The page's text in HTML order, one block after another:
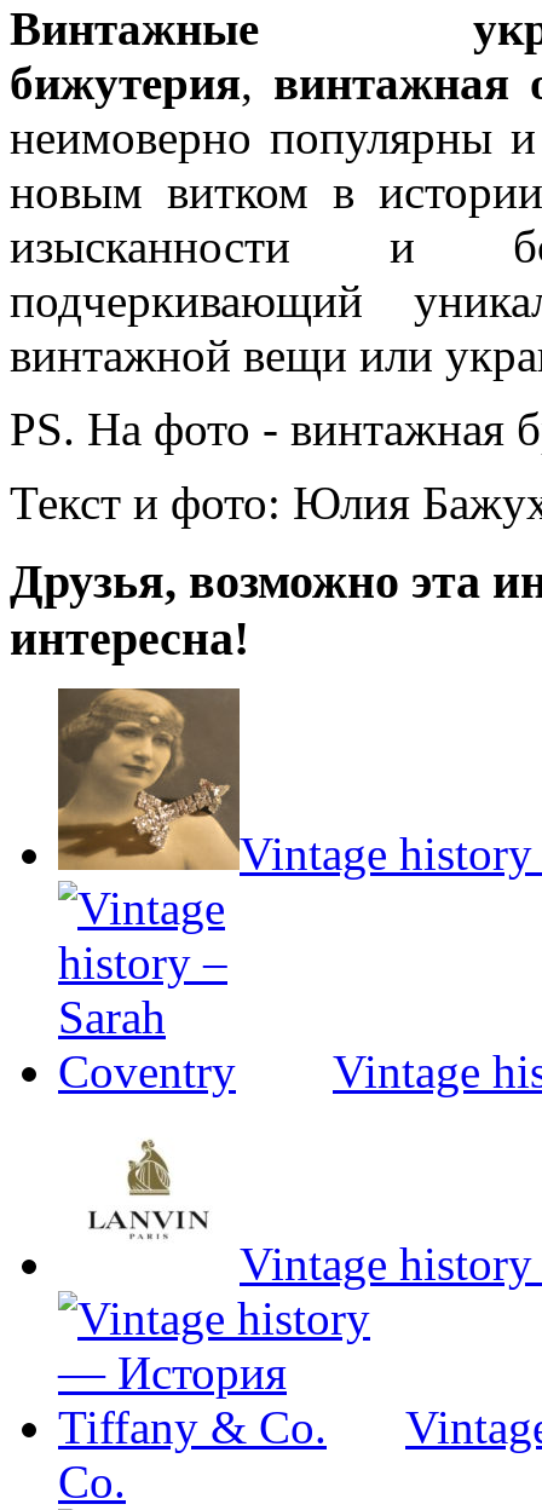
Винтажные
бижутерия, винтажная
неимоверно популярны
новым витком в
изысканности и
подчеркивающий
винтажной вещи или
PS. На фото - винтажная
Текст и фото: Юлия
Друзья, возможно эта
интересна!
Vintage history
Vintage
Vintage
Co.